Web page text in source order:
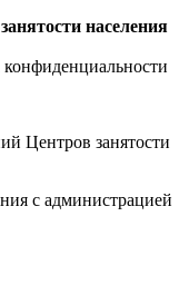
населения
Центров занятости
с администрацией